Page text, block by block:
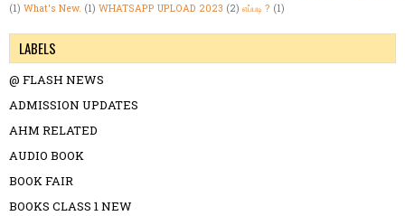
(1) What's New. (1) WHATSAPP UPLOAD 2023 (2) எப்படி ? (1)
LABELS
@ FLASH NEWS
ADMISSION UPDATES
AHM RELATED
AUDIO BOOK
BOOK FAIR
BOOKS CLASS 1 NEW